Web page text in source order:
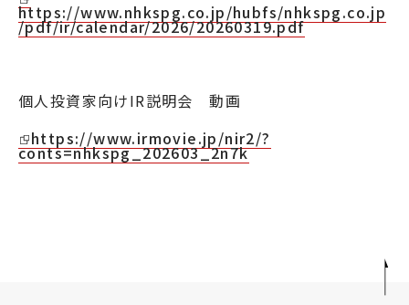
お問い合わせ
https://www.nhkspg.co.jp/hubfs/nhkspg.co.jp
/pdf/ir/calendar/2026/20260319.pdf
個人投資家向けIR説明会 動画
https://www.irmovie.jp/nir2/?
conts=nhkspg_202603_2n7k